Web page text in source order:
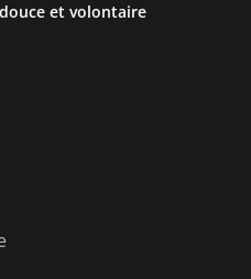
et volontaire